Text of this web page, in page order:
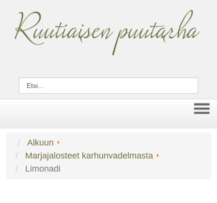
Alkuun
Marjajalosteet karhunvadelmasta
Limonadi